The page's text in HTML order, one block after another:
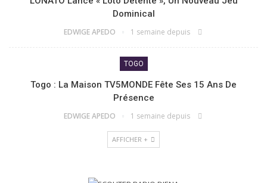
Dominical
EDWIGE APEDO 1 semaine depuis
TOGO
Togo : La Maison TV5MONDE Fête Ses 15 Ans De
Présence
EDWIGE APEDO 1 semaine depuis
AFFICHER +